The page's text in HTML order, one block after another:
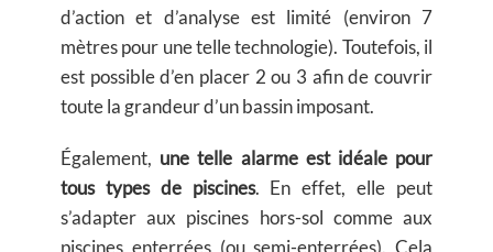
d’action et d’analyse est limité (environ 7
mètres pour une telle technologie). Toutefois, il
est possible d’en placer 2 ou 3 afin de couvrir
toute la grandeur d’un bassin imposant.
Également, une telle alarme est idéale pour
tous types de piscines. En effet, elle peut
s’adapter aux piscines hors-sol comme aux
piscines enterrées (ou semi-enterrées). Cela